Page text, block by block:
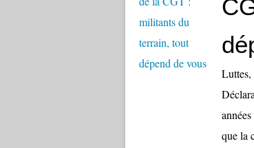
Luttes,
que la